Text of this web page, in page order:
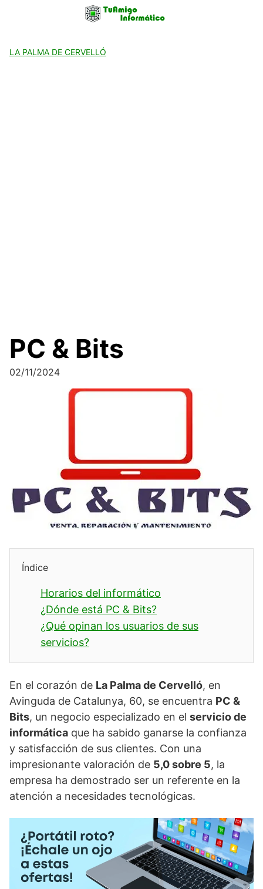
LA PALMA DE CERVELLÓ
PC & Bits
02/11/2024
Índice
Horarios del informático
¿Dónde está PC & Bits?
¿Qué opinan los usuarios de sus
servicios?
En el corazón de La Palma de Cervelló, en
Avinguda de Catalunya, 60, se encuentra PC &
Bits, un negocio especializado en el servicio de
informática que ha sabido ganarse la confianza
y satisfacción de sus clientes. Con una
impresionante valoración de 5,0 sobre 5, la
empresa ha demostrado ser un referente en la
atención a necesidades tecnológicas.